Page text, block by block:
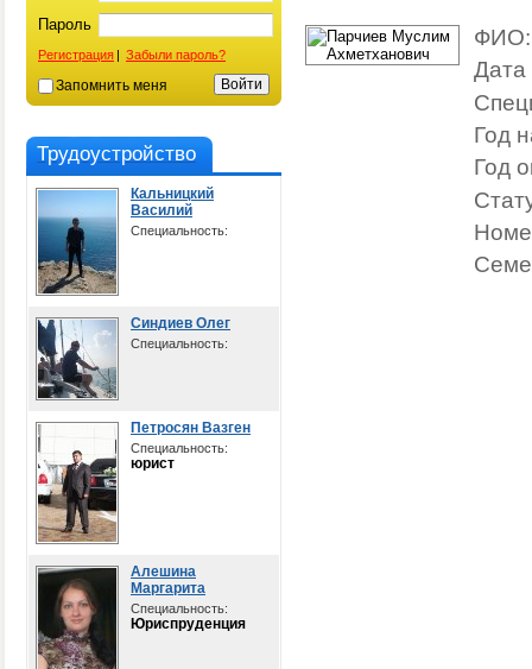
Пароль
Регистрация | Забыли пароль?
Запомнить меня
Трудоустройство
Кальницкий
Василий
Специальность:
Синдиев Олег
Специальность:
Петросян Вазген
Специальность:
юрист
Алешина
Маргарита
Специальность:
Юриспруденция
ФИО:
Дата
Год
Год